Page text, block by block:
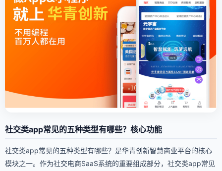
社交类app常见的五种类型有哪些？核心功能
社交类app常见的五种类型有哪些？是华青创新智慧商业平台的核心
模块之一。作为社交电商SaaS系统的重要组成部分，社交类app常见